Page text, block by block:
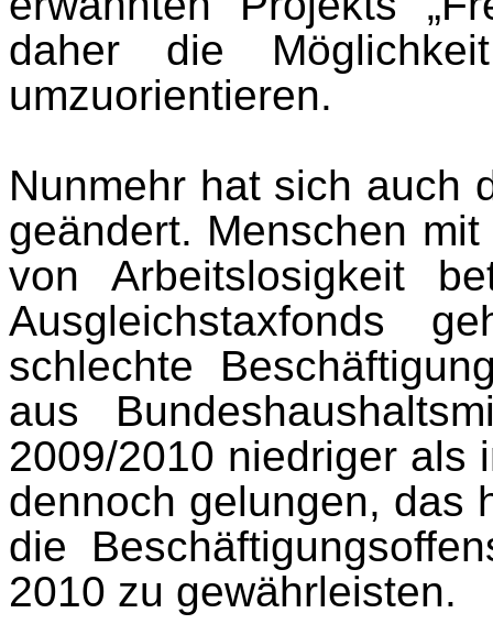
daher die
umzuorientieren.
Nunmehr hat sich auch
geändert. Menschen
von Arbeitslosigkeit
Ausgleichstaxfonds
schlechte
aus
2009/2010 niedriger als
dennoch gelungen, das
die
2010 zu gewähr­leisten.